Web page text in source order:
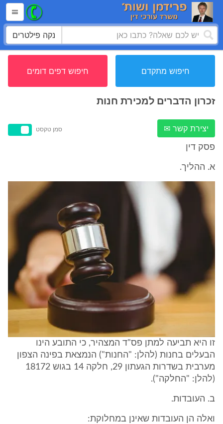
נקה פילטרים
חיפוש מתקדם חיפוש דפים דומים
זכרון הדברים למכירת חנות
יצירת קשר ✉ סמן טקסט
פסק דין
א. ההליך.
זו היא תביעה למתן פס"ד המצהיר, כי התובע הינו
הבעלים בחנות (להלן: "החנות") הנמצאת בפינה הצפון
מערבית בשדרות הגעתון 29, חלקה 14 בגוש 18172
(להלן: "החלקה").
ב. העובדות.
ואלה הן העובדות שאינן במחלוקת: